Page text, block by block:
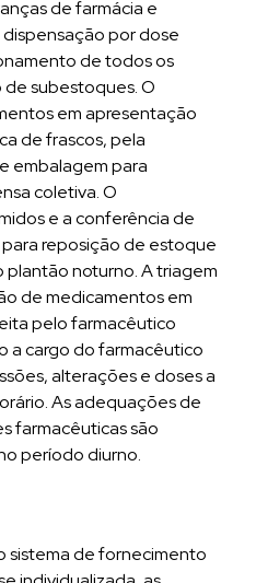
de farmácia e
por dose
de todos os
subestoques. O
em apresentação
de frascos, pela
embalagem para
coletiva. O
e a conferência de
reposição de estoque
noturno. A triagem
de medicamentos em
pelo farmacêutico
a cargo do farmacêutico
alterações e doses a
As adequações de
farmacêuticas são
período diurno.
sistema de fornecimento